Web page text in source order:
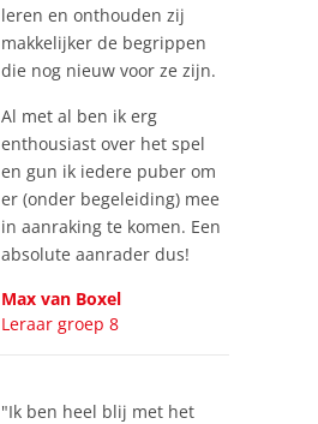
Max van Boxel
Leraar groep 8
leren en onthouden zij
makkelijker de begrippen
die nog nieuw voor ze zijn.
Al met al ben ik erg
enthousiast over het spel
en gun ik iedere puber om
er (onder begeleiding) mee
in aanraking te komen. Een
absolute aanrader dus!
"Ik ben heel blij met het